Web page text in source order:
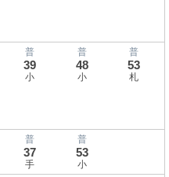
普
39
小
普
48
小
普
53
札
普
37
手
普
53
小